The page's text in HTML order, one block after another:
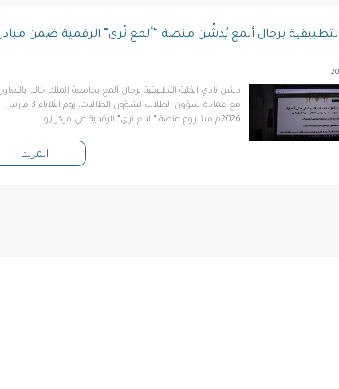
التطبيقية برجال ألمع يُدشِّن منصة “ألمع تُرى” الرقمية ضمن
دشّن نادي الكلية التطبيقية برجال ألمع بجامعة الملك خالد،
مع عمادة شؤون الطلاب لشؤون الطالبات، يوم الثلاثاء 3 مارس
2026م مشروع منصة “ألمع تُرى” الرقمية في مركز زو
المزيد